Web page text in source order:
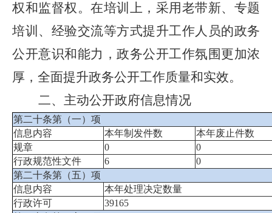
权和监督权。在培训上，采用老带新、专题
培训、经验交流等方式提升工作人员的政务
公开意识和能力，政务公开工作氛围更加浓
厚，全面提升政务公开工作质量和实效。
二、主动公开政府信息情况
第二十条第（一）项
信息内容
本年制发件数
本年废止件数
规章
0
0
行政规范性文件
6
0
第二十条第（五）项
信息内容
本年处理决定数量
行政许可
39165